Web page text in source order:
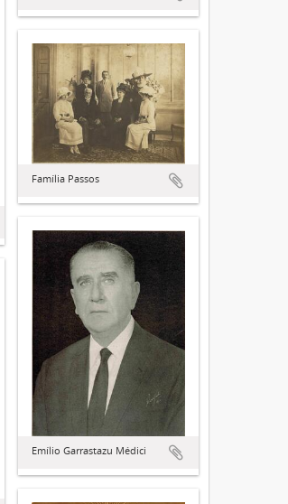
Família Passos
Emílio Garrastazu Médici